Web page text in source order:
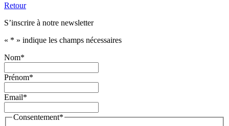
Retour
S’inscrire à notre newsletter
« * » indique les champs nécessaires
Nom*
Prénom*
Email*
Consentement*